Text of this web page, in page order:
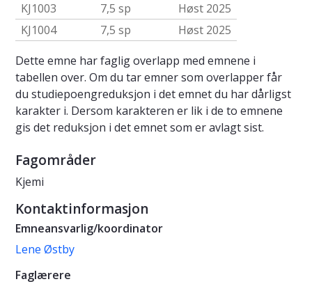
KJ1003
7,5 sp
Høst 2025
KJ1004
7,5 sp
Høst 2025
Dette emne har faglig overlapp med emnene i
tabellen over. Om du tar emner som overlapper får
du studiepoengreduksjon i det emnet du har dårligst
karakter i. Dersom karakteren er lik i de to emnene
gis det reduksjon i det emnet som er avlagt sist.
Fagområder
Kjemi
Kontaktinformasjon
Emneansvarlig/koordinator
Lene Østby
Faglærere